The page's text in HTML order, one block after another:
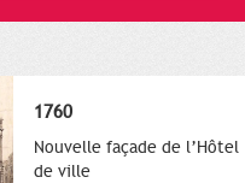
1760
Nouvelle façade de l’Hôtel
de ville